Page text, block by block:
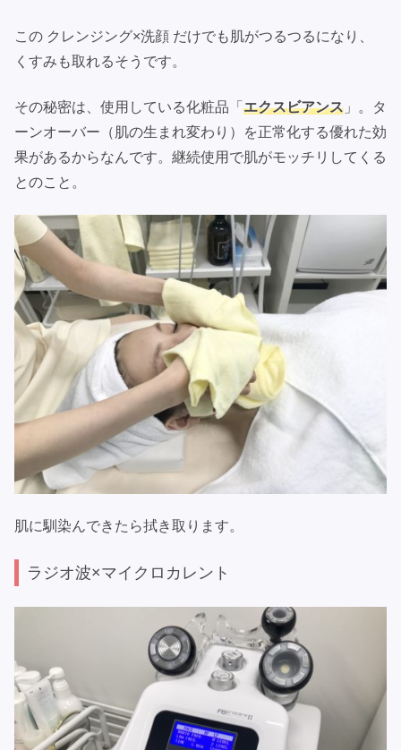
この クレンジング×洗顔 だけでも肌がつるつるになり、
くすみも取れるそうです。
その秘密は、使用している化粧品「 エクスビアンス 」。タ
ーンオーバー（肌の生まれ変わり）を正常化する優れた効
果があるからなんです。継続使用で肌がモッチリしてくる
とのこと。
肌に馴染んできたら拭き取ります。
ラジオ波×マイクロカレント